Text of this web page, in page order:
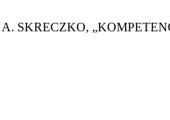
SKRECZKO,